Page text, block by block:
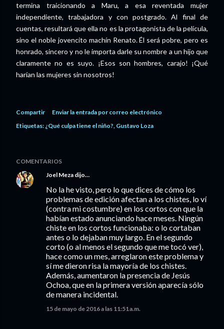
termina traicionando a Maru, a esa reventada mujer
independiente, trabajadora y con postgrado. Al final de
cuentas, resultará que ella no es la protagonista de la película,
sino el noble jovencito machín Renato. Él será pobre, pero es
honrado, sincero y no le importa darle su nombre a un hijo que
claramente no es suyo. ¡Esos son hombres, carajo! ¡Qué
harían las mujeres sin nosotros!
Compartir
Enviar la entrada por correo electrónico
Etiquetas: ¿Qué culpa tiene el niño? Gustavo Loza
COMENTARIOS
Joel Meza dijo…
No la he visto, pero lo que dices de cómo los
problemas de edición afectan a los chistes, lo ví
(contra mi costumbre) en los cortos con que la
habían estado anunciando hace meses. Ningún
chiste en los cortos funcionaba: o lo cortaban
antes o lo dejaban muy largo. En el segundo
corto (o al menos el segundo que me tocó ver),
hace como un mes, arreglaron este problema y
sí me dieron risa la mayoría de los chistes.
Además, aumentaron la presencia de Jesús
Ochoa, que en la primera versión aparecía sólo
de manera incidental.
15 de mayo de 2016 a las 11:51 a.m.